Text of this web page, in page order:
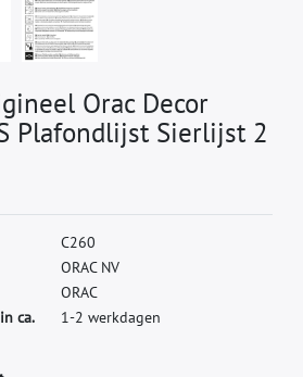
Orac Decor
Plafondlijst Sierlijst 2
C260
ORAC NV
ORAC
ca.
1-2 werkdagen